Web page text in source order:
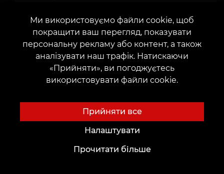
Олд скул — яскраві образи з насиченими
кольорами.
Нео-традишнл — новий погляд на
оригінальних деталей.
Комбінації — гілочки, доповнені птахами,
квітами, тваринами, природними
Ми використовуємо файли cookie, щоб
покращити ваш перегляд, показувати
персональну рекламу або контент, а також
аналізувати наш трафік. Натискаючи
«Прийняти», ви погоджуєтесь
використовувати файли cookie.
Прийняти все
Налаштувати
Прочитати більше